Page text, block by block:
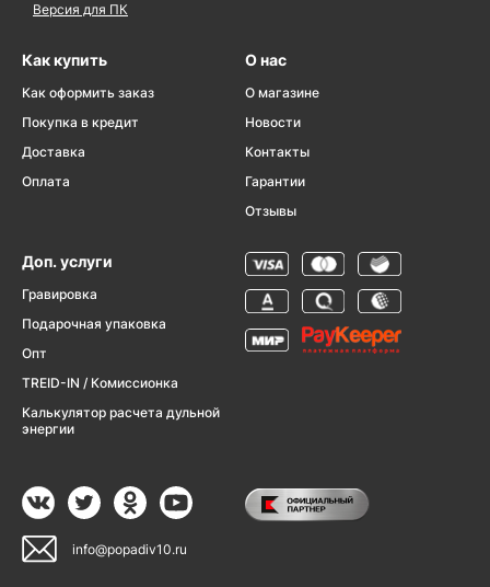
Версия для ПК
Как купить
Как оформить заказ
Покупка в кредит
Доставка
Оплата
О нас
О магазине
Новости
Контакты
Гарантии
Отзывы
Доп. услуги
Гравировка
Подарочная упаковка
Опт
TREID-IN / Комиссионка
Калькулятор расчета дульной
энергии
info@popadiv10.ru